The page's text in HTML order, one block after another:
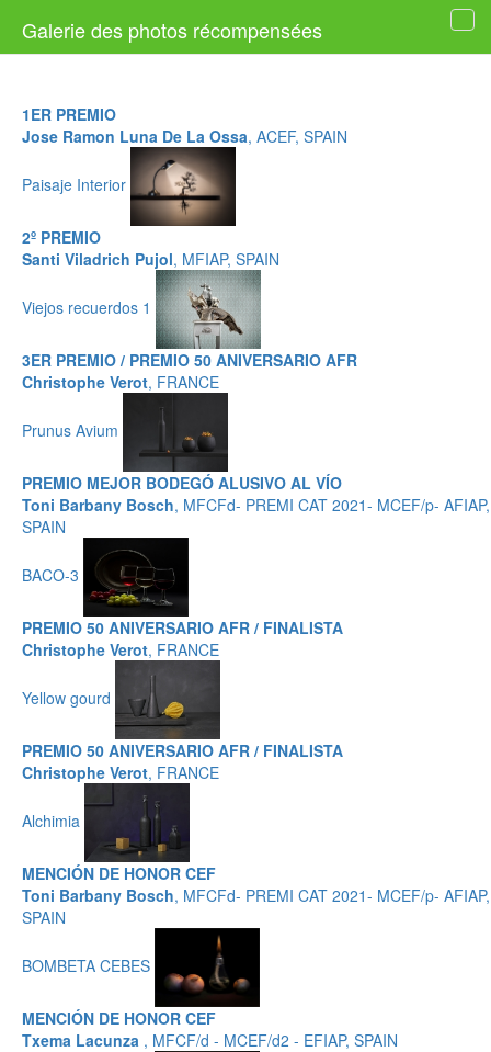
Galerie des photos récompensées
1ER PREMIO
Jose Ramon Luna De La Ossa, ACEF, SPAIN
Paisaje Interior
2º PREMIO
Santi Viladrich Pujol, MFIAP, SPAIN
Viejos recuerdos 1
3ER PREMIO / PREMIO 50 ANIVERSARIO AFR
Christophe Verot, FRANCE
Prunus Avium
PREMIO MEJOR BODEGÓ ALUSIVO AL VÍO
Toni Barbany Bosch, MFCFd- PREMI CAT 2021- MCEF/p- AFIAP,
SPAIN
BACO-3
PREMIO 50 ANIVERSARIO AFR / FINALISTA
Christophe Verot, FRANCE
Yellow gourd
PREMIO 50 ANIVERSARIO AFR / FINALISTA
Christophe Verot, FRANCE
Alchimia
MENCIÓN DE HONOR CEF
Toni Barbany Bosch, MFCFd- PREMI CAT 2021- MCEF/p- AFIAP,
SPAIN
BOMBETA CEBES
MENCIÓN DE HONOR CEF
Txema Lacunza , MFCF/d - MCEF/d2 - EFIAP, SPAIN